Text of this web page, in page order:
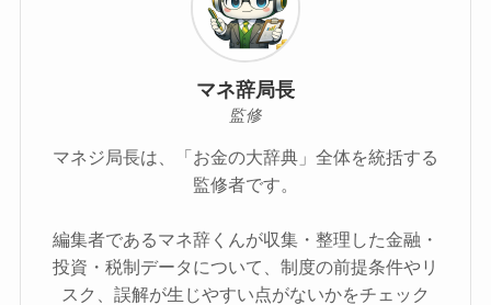
マネ辞局長
監修
マネジ局長は、「お金の大辞典」全体を統括する
監修者です。
編集者であるマネ辞くんが収集・整理した金融・
投資・税制データについて、制度の前提条件やリ
スク、誤解が生じやすい点がないかをチェック